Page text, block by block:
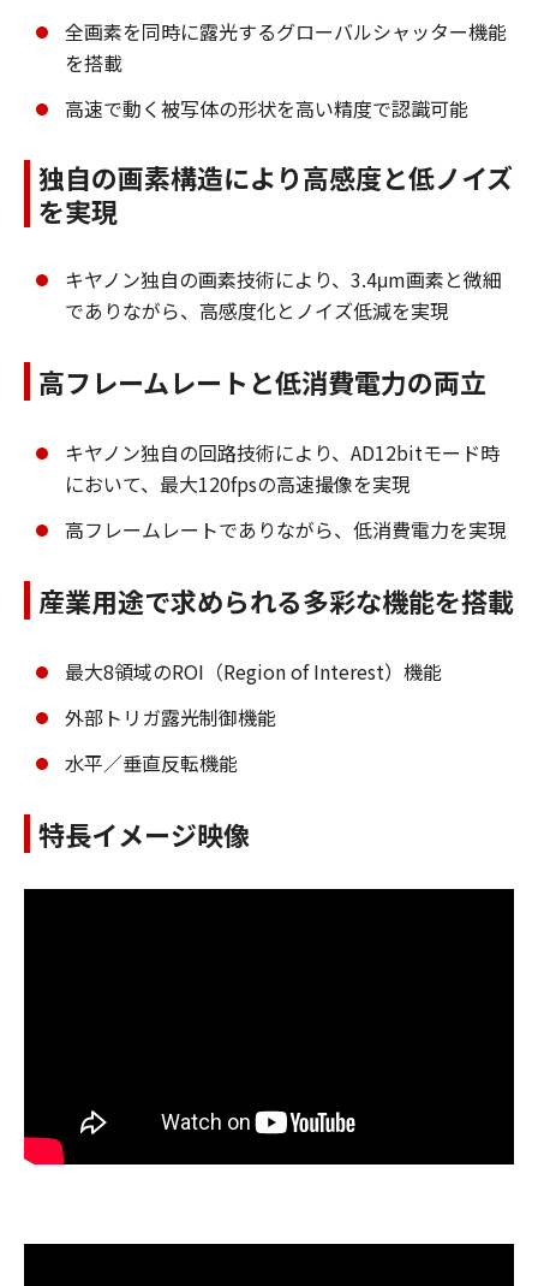
全画素を同時に露光するグローバルシャッター機能
を搭載
高速で動く被写体の形状を高い精度で認識可能
独自の画素構造により高感度と低ノイズ
を実現
キヤノン独自の画素技術により、3.4μm画素と微細
でありながら、高感度化とノイズ低減を実現
高フレームレートと低消費電力の両立
キヤノン独自の回路技術により、AD12bitモード時
において、最大120fpsの高速撮像を実現
高フレームレートでありながら、低消費電力を実現
産業用途で求められる多彩な機能を搭載
最大8領域のROI（Region of Interest）機能
外部トリガ露光制御機能
水平／垂直反転機能
特長イメージ映像